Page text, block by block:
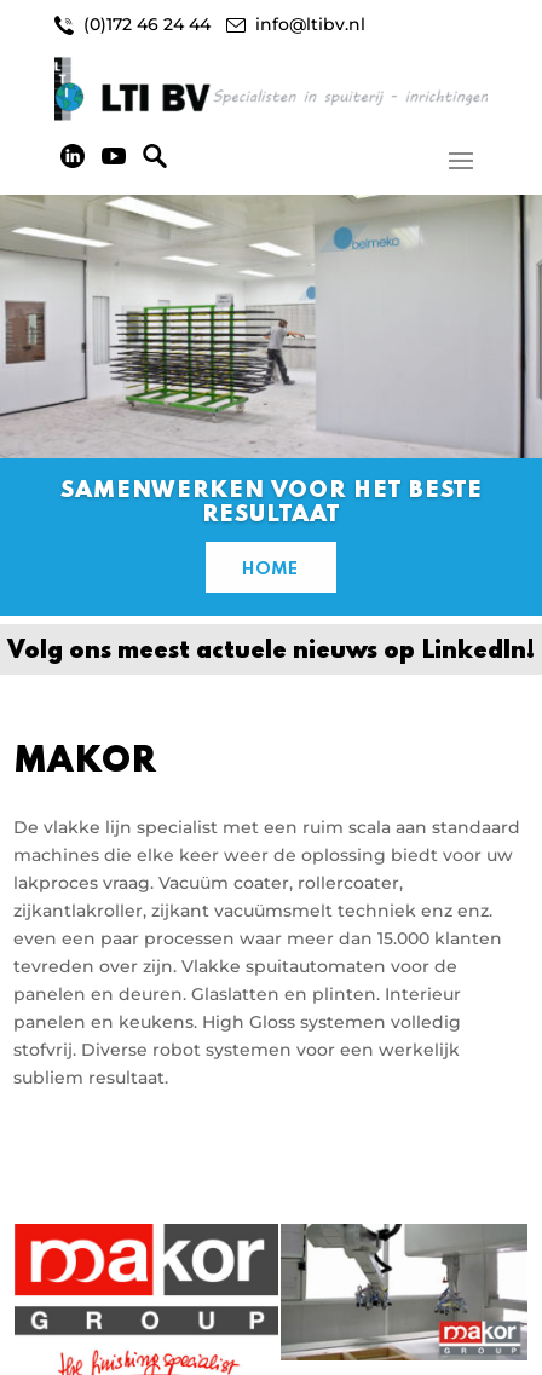
(0)172 46 24 44 info@ltibv.nl
SAMENWERKEN VOOR HET BESTE
RESULTAAT
HOME
Volg ons meest actuele nieuws op Linkedln!
MAKOR
De vlakke lijn specialist met een ruim scala aan standaard
machines die elke keer weer de oplossing biedt voor uw
lakproces vraag. Vacuüm coater, rollercoater,
zijkantlakroller, zijkant vacuümsmelt techniek enz enz.
even een paar processen waar meer dan 15.000 klanten
tevreden over zijn. Vlakke spuitautomaten voor de
panelen en deuren. Glaslatten en plinten. Interieur
panelen en keukens. High Gloss systemen volledig
stofvrij. Diverse robot systemen voor een werkelijk
subliem resultaat.